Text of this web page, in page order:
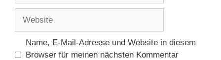
Adresse
Name, E-Mail-Adresse und Website in diesem
Browser für meinen nächsten Kommentar